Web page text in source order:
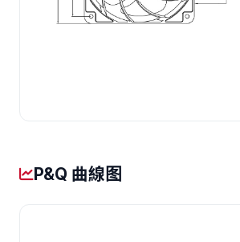
P&Q 曲線图